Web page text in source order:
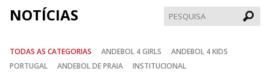
NOTÍCIAS
TODAS AS CATEGORIAS ANDEBOL 4 GIRLS
ANDEBOL 4 KIDS
PORTUGAL
ANDEBOL DE PRAIA
INSTITUCIONAL